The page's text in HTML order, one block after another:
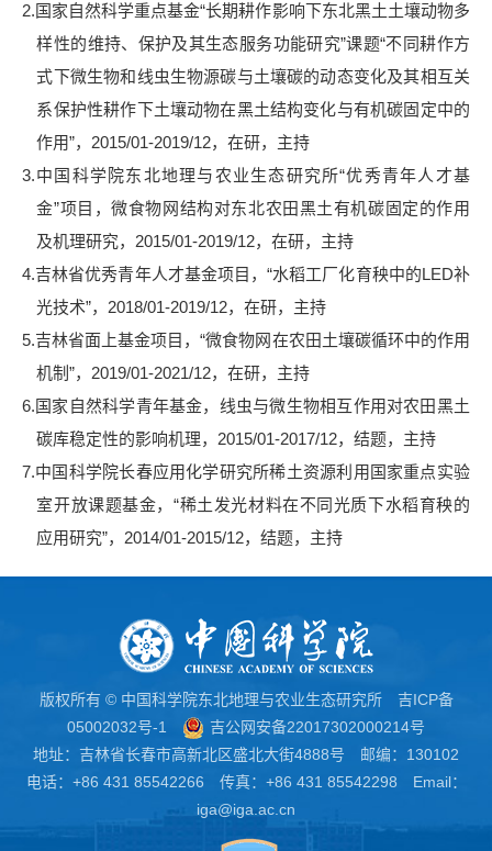
2.国家自然科学重点基金“长期耕作影响下东北黑土土壤动物多
样性的维持、保护及其生态服务功能研究”课题“不同耕作方
式下微生物和线虫生物源碳与土壤碳的动态变化及其相互关
系保护性耕作下土壤动物在黑土结构变化与有机碳固定中的
作用”， 2015/01-2019/12，在研，主持
3.中国科学院东北地理与农业生态研究所“优秀青年人才基
金”项目，微食物网结构对东北农田黑土有机碳固定的作用
及机理研究， 2015/01-2019/12，在研，主持
4.吉林省优秀青年人才基金项目，“水稻工厂化育秧中的LED补
光技术”， 2018/01-2019/12，在研，主持
5.吉林省面上基金项目，“微食物网在农田土壤碳循环中的作用
机制”， 2019/01-2021/12，在研，主持
6.国家自然科学青年基金，线虫与微生物相互作用对农田黑土
碳库稳定性的影响机理， 2015/01-2017/12，结题，主持
7.中国科学院长春应用化学研究所稀土资源利用国家重点实验
室开放课题基金，“稀土发光材料在不同光质下水稻育秧的
应用研究”， 2014/01-2015/12，结题，主持
版权所有 © 中国科学院东北地理与农业生态研究所 吉ICP备
05002032号-1
吉公网安备22017302000214号
地址：吉林省长春市高新北区盛北大街4888号 邮编：130102
电话：+86 431 85542266 传真：+86 431 85542298 Email：
iga@iga.ac.cn